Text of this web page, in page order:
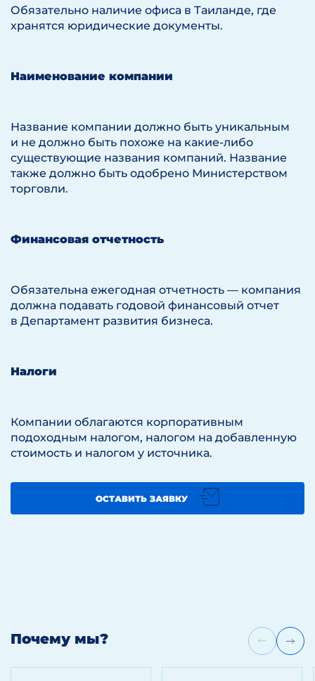
Обязательно наличие офиса в Таиланде, где
хранятся юридические документы.
Наименование компании
Название компании должно быть уникальным
и не должно быть похоже на какие-либо
существующие названия компаний. Название
также должно быть одобрено Министерством
торговли.
Финансовая отчетность
Обязательна ежегодная отчетность — компания
должна подавать годовой финансовый отчет
в Департамент развития бизнеса.
Налоги
Компании облагаются корпоративным
подоходным налогом, налогом на добавленную
стоимость и налогом у источника.
ОСТАВИТЬ ЗАЯВКУ
Почему мы?